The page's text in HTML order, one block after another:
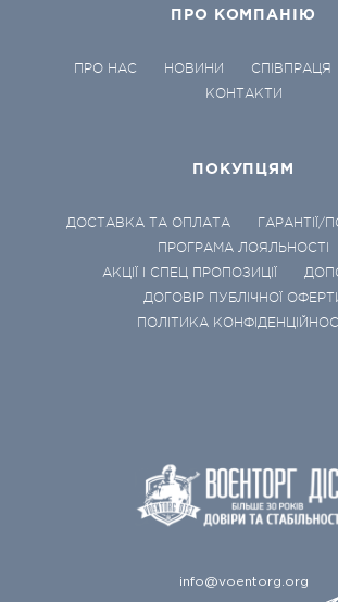
ПРО КОМПАНІЮ
ПРО НАС НОВИНИ СПІВПРАЦЯ
КОНТАКТИ
ПОКУПЦЯМ
ДОСТАВКА ТА ОПЛАТА
ГАРАНТІЇ/
ПРОГРАМА ЛОЯЛЬНОСТІ
АКЦІЇ І СПЕЦ ПРОПОЗИЦІЇ
ДОГОВІР ПУБЛІЧНОЇ
ПОЛІТИКА
info@voentorg.org